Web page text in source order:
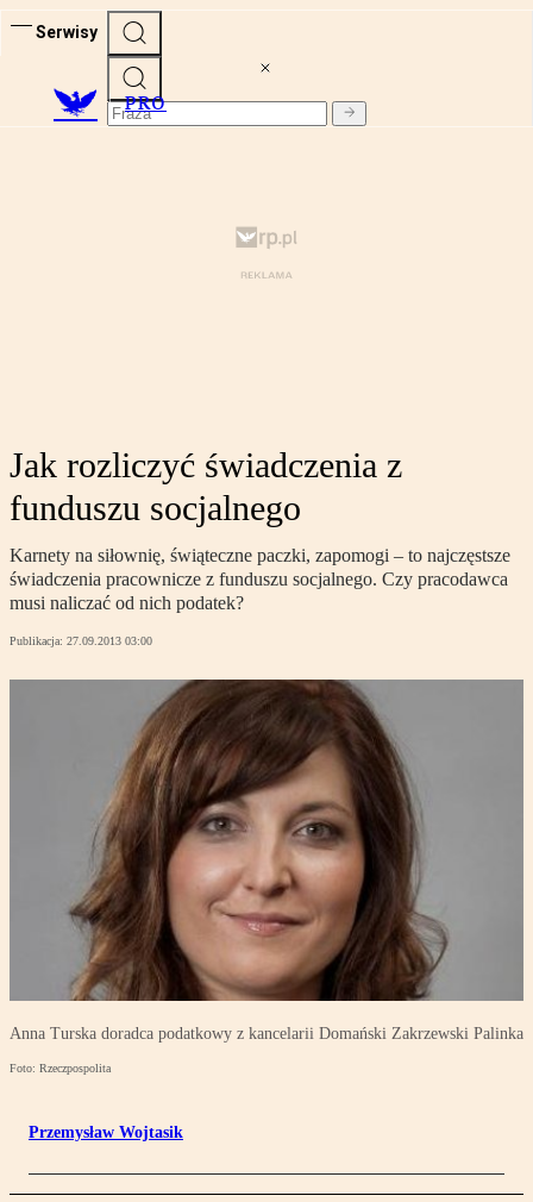
Serwisy
PRO
Jak rozliczyć świadczenia z
funduszu socjalnego
Karnety na siłownię, świąteczne paczki, zapomogi – to najczęstsze
świadczenia pracownicze z funduszu socjalnego. Czy pracodawca
musi naliczać od nich podatek?
Publikacja: 27.09.2013 03:00
Anna Turska doradca podatkowy z kancelarii Domański Zakrzewski Palinka
Foto: Rzeczpospolita
Przemysław Wojtasik